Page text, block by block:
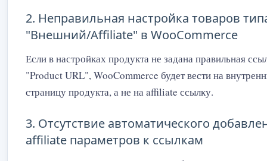
2. Неправильная настройка товаров
"Внешний/Affiliate" в WooCommerce
Если в настройках продукта не задана правильная
"Product URL", WooCommerce будет вести на
страницу продукта, а не на affiliate ссылку.
3. Отсутствие автоматического
affiliate параметров к ссылкам